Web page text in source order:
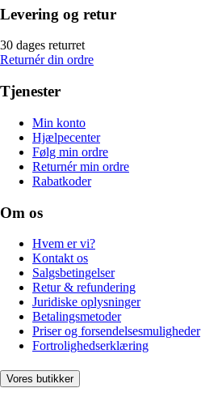
Levering og retur
30 dages returret
Returnér din ordre
Tjenester
Min konto
Hjælpecenter
Følg min ordre
Returnér min ordre
Rabatkoder
Om os
Hvem er vi?
Kontakt os
Salgsbetingelser
Retur & refundering
Juridiske oplysninger
Betalingsmetoder
Priser og forsendelsesmuligheder
Fortrolighedserklæring
Vores butikker